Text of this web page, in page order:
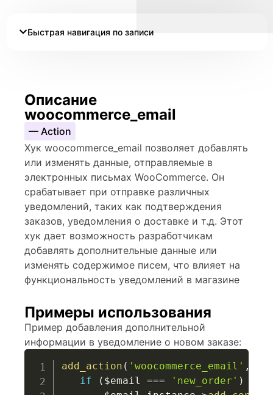
Быстрая навигация по записи
Описание
woocommerce_email
— Action
Хук woocommerce_email позволяет добавлять
или изменять данные, отправляемые в
электронных письмах WooCommerce. Он
срабатывает при отправке различных
уведомлений, таких как подтверждения
заказов, уведомления о доставке и т.д. Этот
хук дает возможность разработчикам
добавлять дополнительные данные или
изменять содержимое писем, что влияет на
функциональность уведомлений в магазине
Примеры использования
Пример добавления дополнительной
информации в уведомление о новом заказе:
add_action ( 'woocommerce_email' ,
if
( $email === 'new_order' )